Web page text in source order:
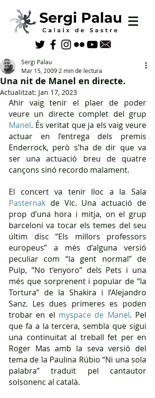
Una nit de Manel en directe.
Sergi Palau
Mar 15, 2009 2 min de lectura
Actualitzat: Jan 17, 2023
Ahir vaig tenir el plaer de poder
Manel. És veritat que ja els vaig veure
actuar en l’entrega dels premis
Enderrock, però s’ha de dir que va
ser una actuació breu de quatre
cançons sinó recordo malament.
Pasternak de Vic. Una actuació de
prop d’una hora i mitja, on el grup
barceloní va tocar els temes del seu
últim disc “Els millors professors
europeus” a més d’alguna versió
peculiar com “la gent normal” de
Pulp, “No t’enyoro” dels Pets i una
més que sorprenent i popular de “la
Tortura” de la Shakira i l’Alejandro
Sanz. Les dues primeres es poden
trobar en el myspace de Manel. Pel
que fa a la tercera, sembla que sigui
una continuïtat al treball fet per en
Roger Mas amb la seva versió del
tema de la Paulina Rúbio “Ni una sola
palabra” traduït pel cantautor
solsonenc al català.